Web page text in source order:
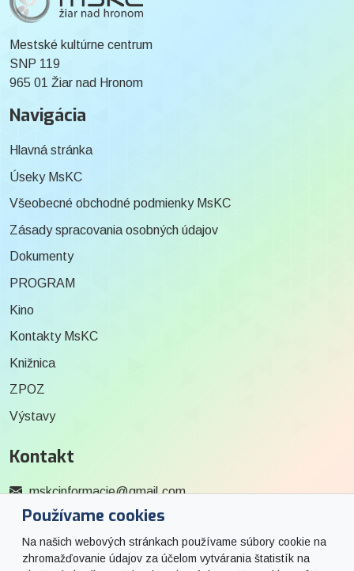
Používame cookies
Na našich webových stránkach používame súbory cookie na
zhromažďovanie údajov za účelom vytvárania štatistík na
Mestské kultúrne centrum
SNP 119
965 01 Žiar nad Hronom
Navigácia
Hlavná stránka
Úseky MsKC
Všeobecné obchodné podmienky MsKC
Zásady spracovania osobných údajov
Dokumenty
PROGRAM
Kino
Kontakty MsKC
Knižnica
ZPOZ
Výstavy
Kontakt
mskcinformacie@gmail.com
0915 727 244
Social